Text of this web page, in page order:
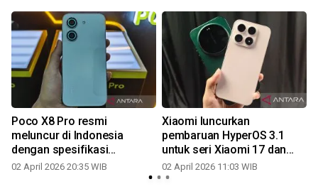
Poco X8 Pro resmi
meluncur di Indonesia
dengan spesifikasi
unggulan
02 April 2026 20:35 WIB
Xiaomi luncurkan
pembaruan HyperOS 3.1
untuk seri Xiaomi 17 dan
Poco Pad
02 April 2026 11:03 WIB